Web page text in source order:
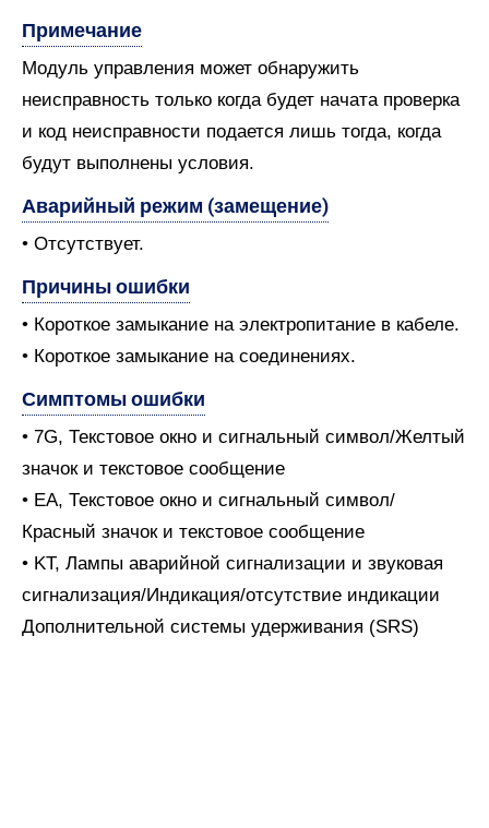
Примечание
Модуль управления может обнаружить
неисправность только когда будет начата проверка
и код неисправности подается лишь тогда, когда
будут выполнены условия.
Аварийный режим (замещение)
• Отсутствует.
Причины ошибки
• Короткое замыкание на электропитание в кабеле.
• Короткое замыкание на соединениях.
Симптомы ошибки
• 7G, Текстовое окно и сигнальный символ/Желтый
значок и текстовое сообщение
• EA, Текстовое окно и сигнальный символ/
Красный значок и текстовое сообщение
• KT, Лампы аварийной сигнализации и звуковая
сигнализация/Индикация/отсутствие индикации
Дополнительной системы удерживания (SRS)